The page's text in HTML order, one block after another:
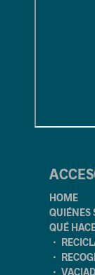
HOME
QUIÉNES
QUÉ
・
・
・